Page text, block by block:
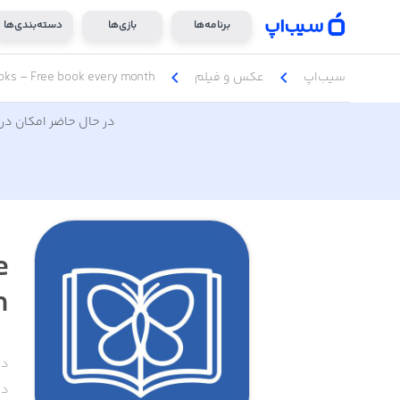
برنامه‌ها بازی‌ها دسته‌بندی‌ها
سیب‌اپ chevron_left عکس و فیلم chevron_left
– Free book every month
در حال حاضر امکان